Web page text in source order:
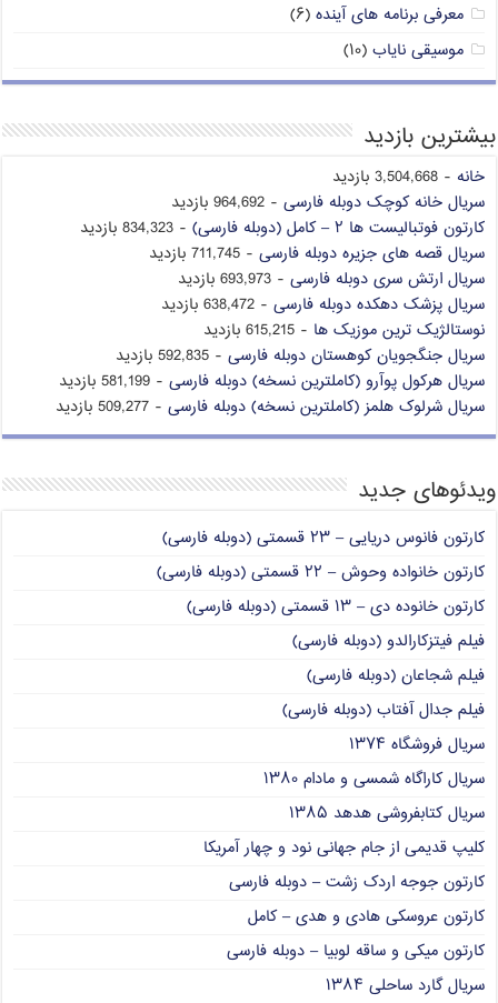
معرفی برنامه های آینده (۶)
موسیقی نایاب (۱۰)
بیشترین بازدید
خانه - 3,504,668 بازدید
سریال خانه کوچک دوبله فارسی - 964,692 بازدید
کارتون فوتبالیست ها ۲ – کامل (دوبله فارسی)
- 834,323 بازدید
سریال قصه های جزیره دوبله فارسی - 711,745 بازدید
سریال ارتش سری دوبله فارسی - 693,973 بازدید
سریال پزشک دهکده دوبله فارسی - 638,472 بازدید
نوستالژیک ترین موزیک ها - 615,215 بازدید
سریال جنگجویان کوهستان دوبله فارسی - 592,835 بازدید
سریال هرکول پوآرو (کاملترین نسخه) دوبله فارسی - 581,199 بازدید
سریال شرلوک هلمز (کاملترین نسخه) دوبله فارسی - 509,277 بازدید
ویدئوهای جدید
کارتون فانوس دریایی – ۲۳ قسمتی (دوبله فارسی)
کارتون خانواده وحوش – ۲۲ قسمتی (دوبله فارسی)
کارتون خانوده دی – ۱۳ قسمتی (دوبله فارسی)
فیلم فیتزکارالدو (دوبله فارسی)
فیلم شجاعان (دوبله فارسی)
فیلم جدال آفتاب (دوبله فارسی)
سریال فروشگاه ۱۳۷۴
سریال کاراگاه شمسی و مادام ۱۳۸۰
سریال کتابفروشی هدهد ۱۳۸۵
کلیپ قدیمی از جام جهانی نود و چهار آمریکا
کارتون جوجه اردک زشت – دوبله فارسی
کارتون عروسکی هادی و هدی – کامل
کارتون میکی و ساقه لوبیا – دوبله فارسی
سریال گارد ساحلی ۱۳۸۴